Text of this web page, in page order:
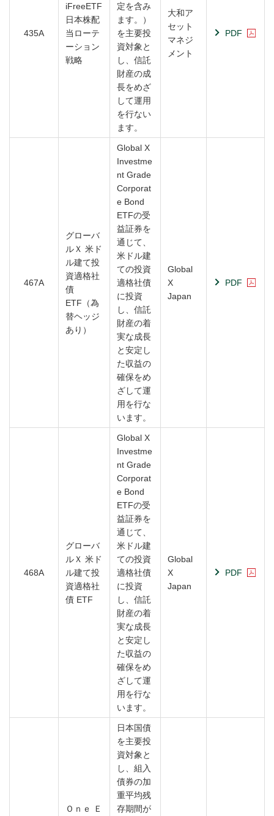
435A
iFreeETF
日本株配
当ローテ
ーション
戦略
定を含み
ます。）
を主要投
資対象と
し、信託
財産の成
長をめざ
して運用
を行ない
ます。
大和ア
セット
マネジ
メント
PDF
467A
グローバ
ルＸ 米ド
ル建て投
資適格社
債
ETF（為
替ヘッジ
あり）
Global X
Investme
nt Grade
Corporat
e Bond
ETFの受
益証券を
通じて、
米ドル建
ての投資
適格社債
に投資
し、信託
財産の着
実な成長
と安定し
た収益の
確保をめ
ざして運
用を行な
います。
Global
X
Japan
PDF
468A
グローバ
ルＸ 米ド
ル建て投
資適格社
債 ETF
Global X
Investme
nt Grade
Corporat
e Bond
ETFの受
益証券を
通じて、
米ドル建
ての投資
適格社債
に投資
し、信託
財産の着
実な成長
と安定し
た収益の
確保をめ
ざして運
用を行な
います。
Global
X
Japan
PDF
Ｏｎｅ Ｅ
日本国債
を主要投
資対象と
し、組入
債券の加
重平均残
存期間が